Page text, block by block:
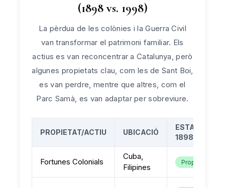
(1898 vs. 1998)
La pèrdua de les colònies i la Guerra Civil
van transformar el patrimoni familiar. Els
actius es van reconcentrar a Catalunya, però
algunes propietats clau, com les de Sant Boi,
es van perdre, mentre que altres, com el
Parc Samà, es van adaptar per sobreviure.
PROPIETAT/ACTIU UBICACIÓ
ESTAT EN
1898
Fortunes Colonials
Cuba,
Filipines
Propietat